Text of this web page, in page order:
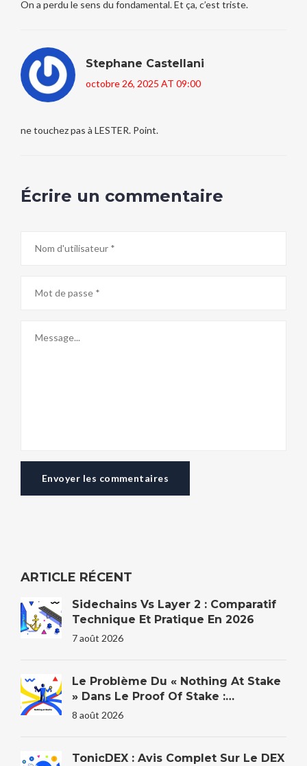
On a perdu le sens du fondamental. Et ça, c’est triste.
Stephane Castellani
octobre 26, 2025 AT 09:00
ne touchez pas à LESTER. Point.
Écrire un commentaire
Envoyer les commentaires
ARTICLE RÉCENT
Sidechains Vs Layer 2 : Comparatif
Technique Et Pratique En 2026
7 août 2026
Le Problème Du « Nothing At Stake
» Dans Le Proof Of Stake :
Explication
8 août 2026
TonicDEX : Avis Complet Sur Le DEX